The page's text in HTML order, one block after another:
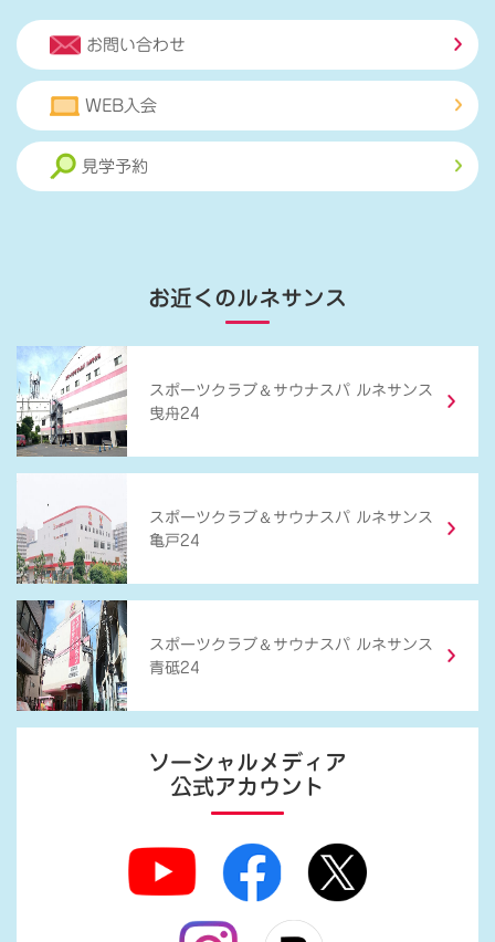
お問い合わせ
WEB入会
見学予約
お近くのルネサンス
スポーツクラブ ＆ サウナスパ ルネサンス
曳舟24
スポーツクラブ ＆ サウナスパ ルネサンス
亀戸24
スポーツクラブ ＆ サウナスパ ルネサンス
青砥24
ソーシャルメディア
公式アカウント